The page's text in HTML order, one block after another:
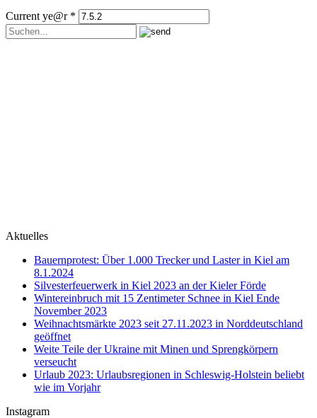
Current ye@r *
Aktuelles
Bauernprotest: Über 1.000 Trecker und Laster in Kiel am
8.1.2024
Silvesterfeuerwerk in Kiel 2023 an der Kieler Förde
Wintereinbruch mit 15 Zentimeter Schnee in Kiel Ende
November 2023
Weihnachtsmärkte 2023 seit 27.11.2023 in Norddeutschland
geöffnet
Weite Teile der Ukraine mit Minen und Sprengkörpern
verseucht
Urlaub 2023: Urlaubsregionen in Schleswig-Holstein beliebt
wie im Vorjahr
Instagram